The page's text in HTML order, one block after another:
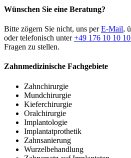
Wünschen Sie eine Beratung?
Bitte zögern Sie nicht, uns perE-Mail,
oder telefonisch unter+49 176 10 10
Fragen zu stellen.
Zahnmedizinische Fachgebiete
Zahnchirurgie
Mundchirurgie
Kieferchirurgie
Oralchirurgie
Implantologie
Implantatprothetik
Zahnsanierung
Wurzelbehandlung